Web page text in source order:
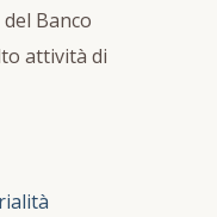
Banco
attività di